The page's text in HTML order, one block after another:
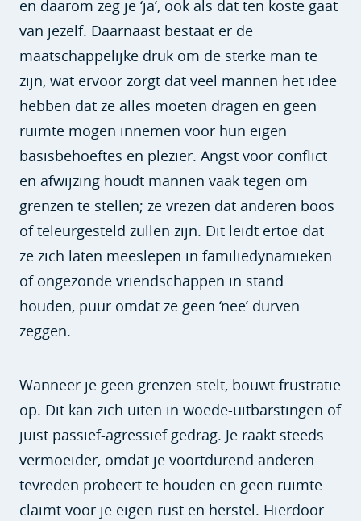
en daarom zeg je ‘ja’, ook als dat ten koste gaat
van jezelf. Daarnaast bestaat er de
maatschappelijke druk om de sterke man te
zijn, wat ervoor zorgt dat veel mannen het idee
hebben dat ze alles moeten dragen en geen
ruimte mogen innemen voor hun eigen
basisbehoeftes en plezier. Angst voor conflict
en afwijzing houdt mannen vaak tegen om
grenzen te stellen; ze vrezen dat anderen boos
of teleurgesteld zullen zijn. Dit leidt ertoe dat
ze zich laten meeslepen in familiedynamieken
of ongezonde vriendschappen in stand
houden, puur omdat ze geen ‘nee’ durven
zeggen.
Wanneer je geen grenzen stelt, bouwt frustratie
op. Dit kan zich uiten in woede-uitbarstingen of
juist passief-agressief gedrag. Je raakt steeds
vermoeider, omdat je voortdurend anderen
tevreden probeert te houden en geen ruimte
claimt voor je eigen rust en herstel. Hierdoor